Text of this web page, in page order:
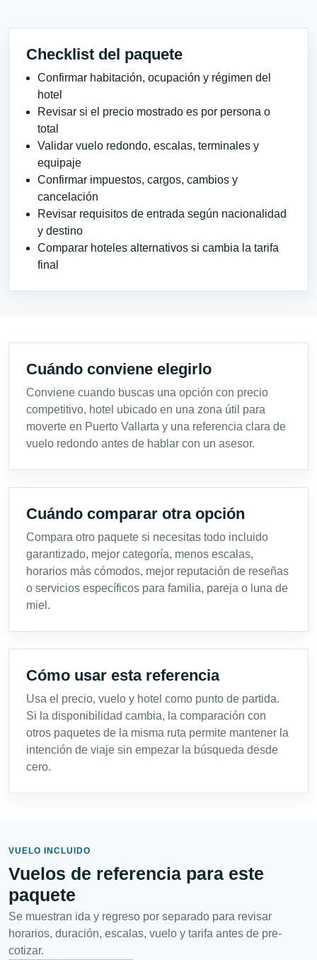
Checklist del paquete
Confirmar habitación, ocupación y régimen del
hotel
Revisar si el precio mostrado es por persona o
total
Validar vuelo redondo, escalas, terminales y
equipaje
Confirmar impuestos, cargos, cambios y
cancelación
Revisar requisitos de entrada según nacionalidad
y destino
Comparar hoteles alternativos si cambia la tarifa
final
Cuándo conviene elegirlo
Conviene cuando buscas una opción con precio
competitivo, hotel ubicado en una zona útil para
moverte en Puerto Vallarta y una referencia clara de
vuelo redondo antes de hablar con un asesor.
Cuándo comparar otra opción
Compara otro paquete si necesitas todo incluido
garantizado, mejor categoría, menos escalas,
horarios más cómodos, mejor reputación de reseñas
o servicios específicos para familia, pareja o luna de
miel.
Cómo usar esta referencia
Usa el precio, vuelo y hotel como punto de partida.
Si la disponibilidad cambia, la comparación con
otros paquetes de la misma ruta permite mantener la
intención de viaje sin empezar la búsqueda desde
cero.
VUELO INCLUIDO
Vuelos de referencia para este
paquete
Se muestran ida y regreso por separado para revisar
horarios, duración, escalas, vuelo y tarifa antes de pre-
cotizar.